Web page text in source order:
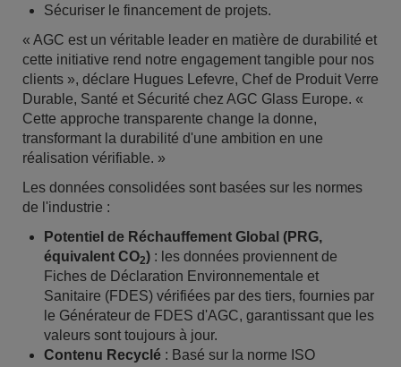
Sécuriser le financement de projets.
« AGC est un véritable leader en matière de durabilité et
cette initiative rend notre engagement tangible pour nos
clients », déclare Hugues Lefevre, Chef de Produit Verre
Durable, Santé et Sécurité chez AGC Glass Europe. «
Cette approche transparente change la donne,
transformant la durabilité d'une ambition en une
réalisation vérifiable. »
Les données consolidées sont basées sur les normes
de l'industrie :
Potentiel de Réchauffement Global (PRG,
équivalent CO2) : les données proviennent de
Fiches de Déclaration Environnementale et
Sanitaire (FDES) vérifiées par des tiers, fournies par
le Générateur de FDES d'AGC, garantissant que les
valeurs sont toujours à jour.
Contenu Recyclé : Basé sur la norme ISO